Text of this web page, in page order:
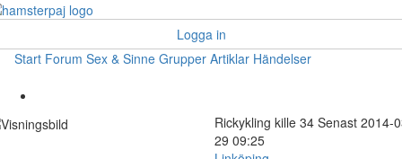
Logga in
Start Forum Sex & Sinne Grupper Artiklar Händelser
Rickykling kille 34 Senast 2014-
29 09:25